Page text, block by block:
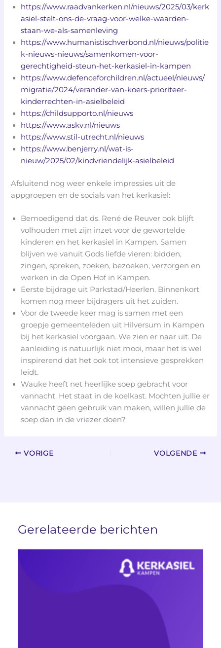
https://www.raadvankerken.nl/nieuws/2025/03/kerk
asiel-stelt-ons-de-vraag-voor-welke-waarden-
staan-we-als-samenleving
https://www.humanistischverbond.nl/nieuws/politie
k-nieuws-nieuws/samenkomen-voor-
gerechtigheid-steun-het-kerkasiel-in-kampen
https://www.defenceforchildren.nl/actueel/nieuws/
migratie/2024/verander-van-koers-prioriteer-
kinderrechten-in-asielbeleid
https://childsupporto.nl/nieuws
https://www.askv.nl/nieuws
https://www.stil-utrecht.nl/nieuws
https://www.benjerry.nl/wat-is-
nieuw/2025/02/kindvriendelijk-asielbeleid
Afsluitend nog weer enkele impressies uit de
appgroepen en de socials van het kerkasiel:
Bemoedigend dat ds. René de Reuver ook blijft
volhouden met zijn inzet voor de gewortelde
kinderen en het kerkasiel in Kampen. Samen
blijven we vanuit Gods liefde vieren: bidden,
zingen, spreken, zoeken, bezoeken, verzorgen en
werken in de Open Hof in Kampen.
Eerste bijdrage uit Parkstad/Heerlen. Binnenkort
komen nog meer bijdragers uit het zuiden.
Voor de tweede keer mag is samen met een
groepje gemeenteleden uit Hilversum in Kampen
bij het kerkasiel voorgaan. We zien er naar uit. De
aanleiding is natuurlijk niet mooi, maar het is wel
inspirerend dat het ook tot intensieve gesprekken
leidt.
Wauke heeft net heerlijke soep gebracht voor
vannacht. Het staat in de koelkast. Mochten jullie er
vannacht geen gebruik van maken, willen jullie de
soep dan in de vriezer doen?
VORIGE VOLGENDE
Gerelateerde berichten